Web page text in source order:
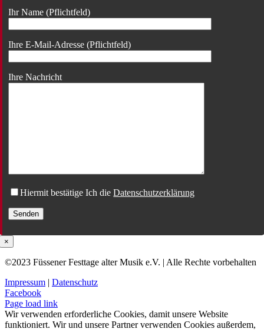
Ihr Name (Pflichtfeld)
Ihre E-Mail-Adresse (Pflichtfeld)
Ihre Nachricht
Hiermit bestätige Ich dieDatenschutzerklärung
×
©2023 Füssener Festtage alter Musik e.V. | Alle Rechte vorbehalten
Impressum | Datenschutz
Facebook
Page load link
Wir verwenden erforderliche Cookies, damit unsere Website
funktioniert. Wir und unsere Partner verwenden Cookies außerdem,